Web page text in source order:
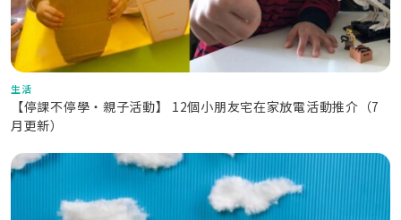
生活
【停課不停學‧親子活動】 12個小朋友宅在家放電活動推介（7
月更新）